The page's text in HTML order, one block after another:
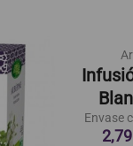
Envase